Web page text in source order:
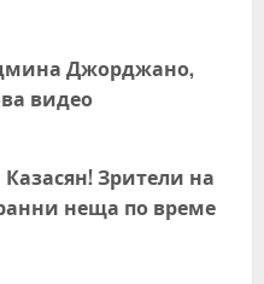
Джорджано,
видео
Зрители на
неща по време